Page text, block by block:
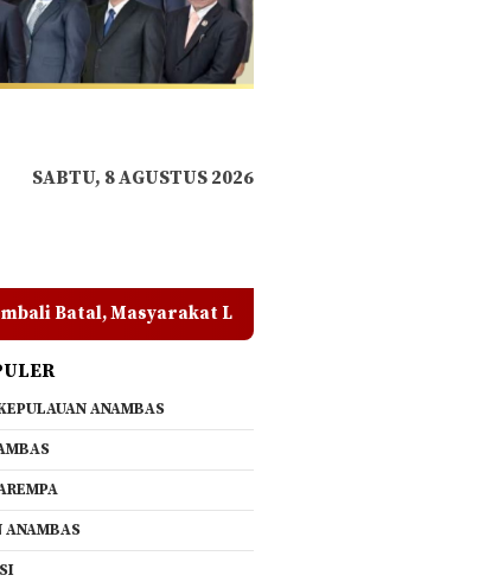
SABTU, 8 AGUSTUS 2026
Pertanyakan Sikap DPRD
ANAMBAS
ANAMBAS